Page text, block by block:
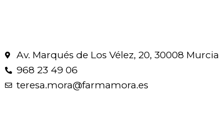
Av. Marqués de Los Vélez, 20, 30008 Murcia
968 23 49 06
teresa.mora@farmamora.es